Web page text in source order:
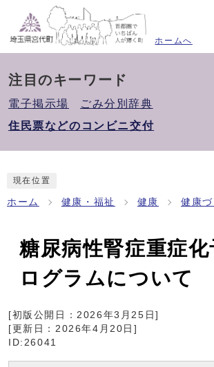
ホームへ
注目のキーワード
電子掲示場
ごみ分別辞典
住民票などのコンビニ交付
現在位置
ホーム 健康・福祉 健康 健康づ
糖尿病性腎症重症
ログラムについて
[初版公開日：2026年3月25日]
[更新日： 2026年4月20日 ]
ID:26041